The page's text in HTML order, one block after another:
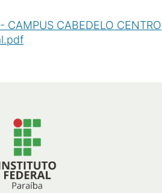
CABEDELO CENTRO